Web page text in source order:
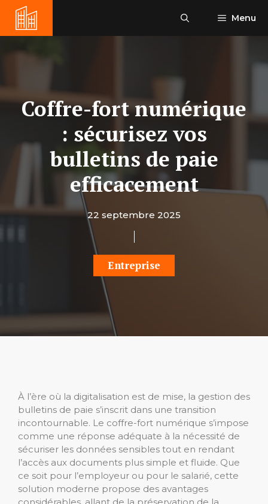
Aller
contenu
Menu
Coffre-fort numérique
: sécurisez vos
bulletins de paie
efficacement
22 septembre 2025
Entreprise
À l’ère où la digitalisation est de mise, la gestion des
bulletins de paie s’inscrit dans une transition
incontournable. Le coffre-fort numérique s’impose
comme une réponse adéquate à la nécessité de
sécuriser les données sensibles tout en rendant
l’accès aux documents plus simple et fluide. Que
ce soit pour l’employeur ou pour le salarié, cette
solution moderne propose des avantages